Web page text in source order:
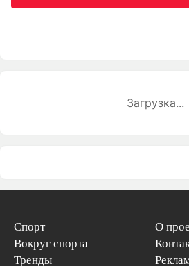
Загрузка...
Спорт
Вокруг спорта
Тренды
О